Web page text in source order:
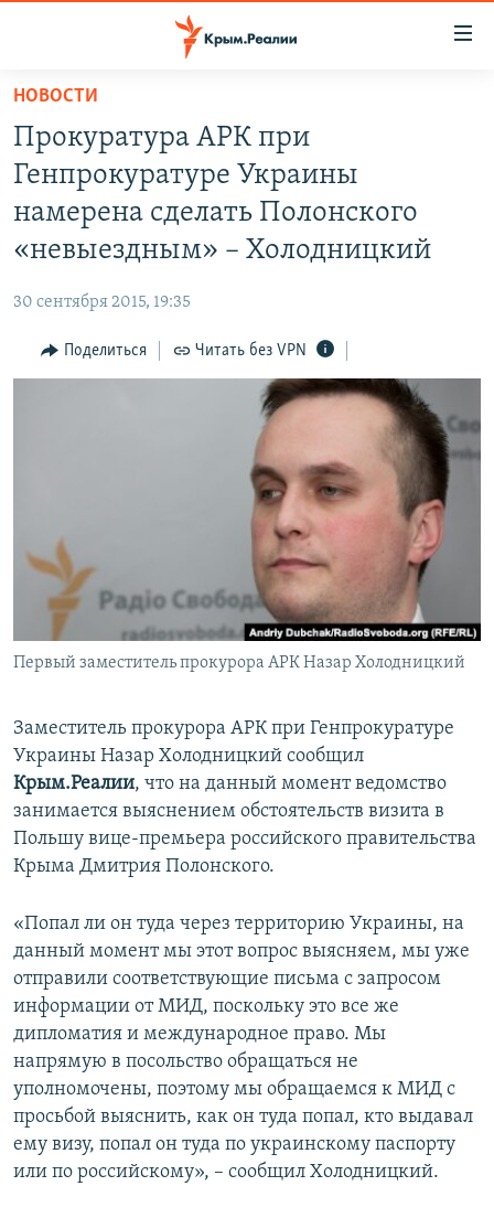
Вернуться
основному
содержанию
Вернутся
главной
Вернутся
поиску
СПЕЦПРОЕКТЫ
КАРТА ВОЕННЫХ ОБЪЕКТОВ КРЫМА
ИНТЕРАКТИВ
ИНФОГРАФИКА
КРЫМ.НЕПОКОРЕННЫЙ
ELIFBE
УКРАИНСКАЯ ПРОБЛЕМА КРЫМА
РАДІО СВОБОДА
КАК ОБОЙТИ БЛОКИРОВКУ
Все сайты RFE/RL
НОВОСТИ
Прокуратура АРК при
Генпрокуратуре Украины
намерена сделать Полонского
«невыездным» – Холодницкий
30 сентября 2015, 19:35
Поделиться Читать без VPN
Первый заместитель прокурора АРК Назар Холодницкий
Заместитель прокурора АРК при Генпрокуратуре
Украины Назар Холодницкий сообщил
Крым.Реалии, что на данный момент ведомство
занимается выяснением обстоятельств визита в
Польшу вице-премьера российского правительства
Крыма Дмитрия Полонского.
«Попал ли он туда через территорию Украины, на
данный момент мы этот вопрос выясняем, мы уже
отправили соответствующие письма с запросом
информации от МИД, поскольку это все же
дипломатия и международное право. Мы
напрямую в посольство обращаться не
уполномочены, поэтому мы обращаемся к МИД с
просьбой выяснить, как он туда попал, кто выдавал
ему визу, попал он туда по украинскому паспорту
или по российскому», – сообщил Холодницкий.